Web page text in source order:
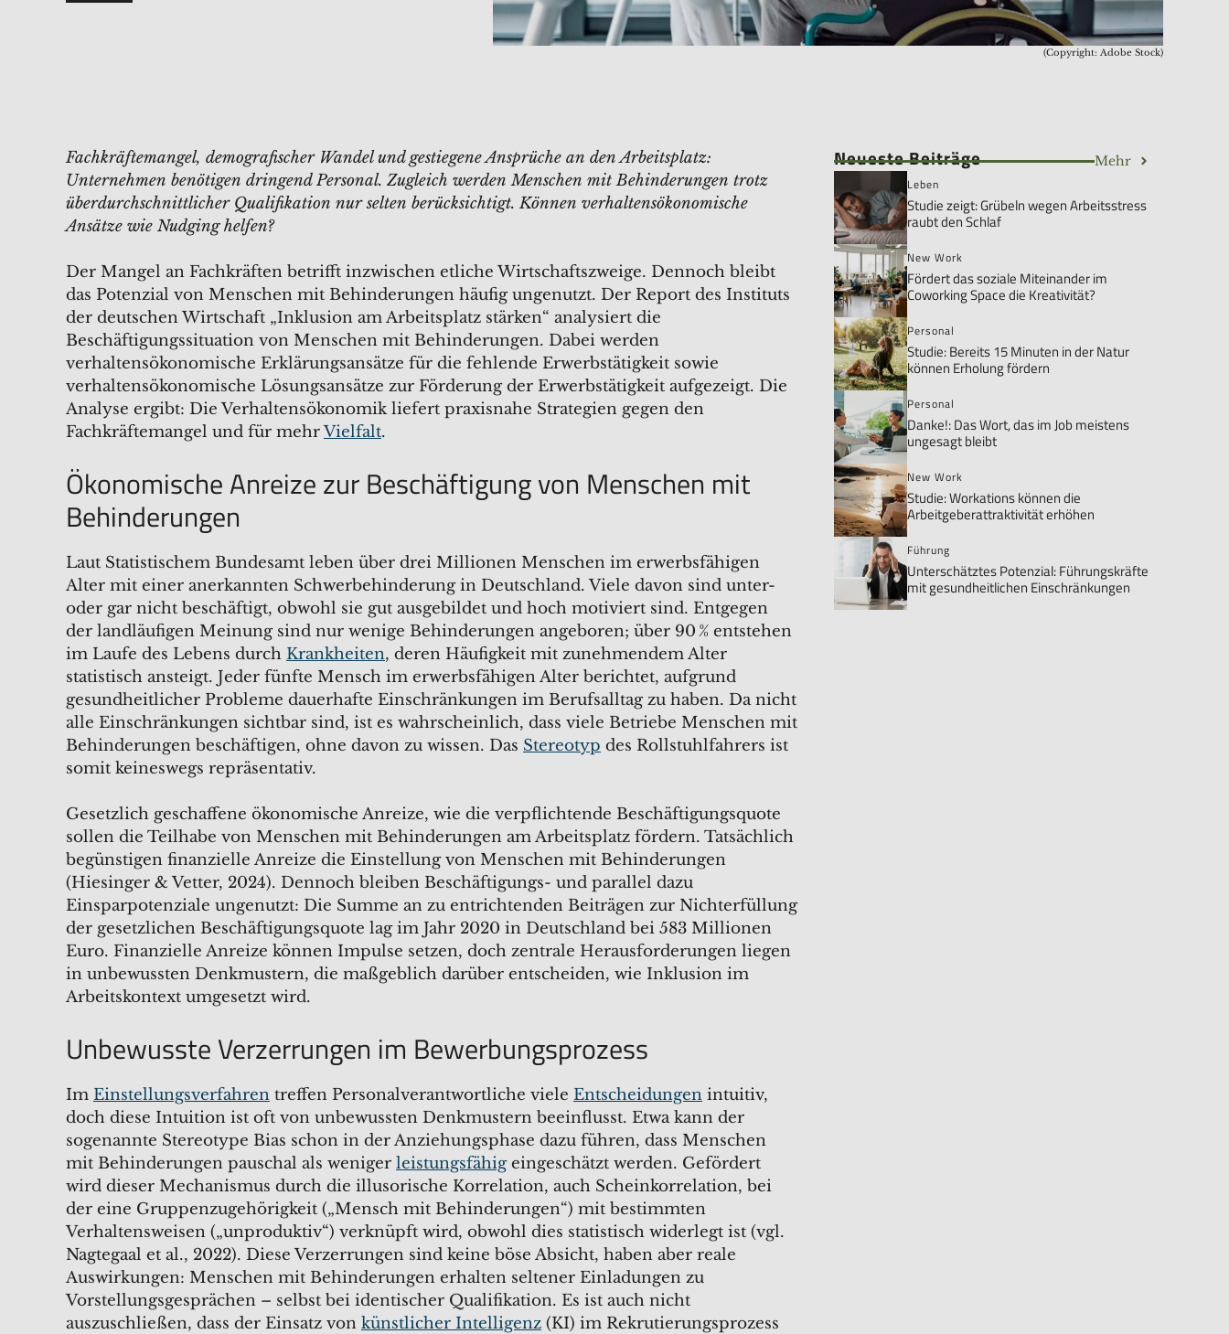
(Copyright: Adobe Stock)
Fachkräftemangel, demografischer Wandel und gestiegene Ansprüche an den Arbeitsplatz:
Unternehmen benötigen dringend Personal. Zugleich werden Menschen mit Behinderungen trotz
überdurchschnittlicher Qualifikation nur selten berücksichtigt. Können verhaltensökonomische
Ansätze wie Nudging helfen?
Der Mangel an Fachkräften betrifft inzwischen etliche Wirtschaftszweige. Dennoch bleibt
das Potenzial von Menschen mit Behinderungen häufig ungenutzt. Der Report des Instituts
der deutschen Wirtschaft „Inklusion am Arbeitsplatz stärken“ analysiert die
Beschäftigungssituation von Menschen mit Behinderungen. Dabei werden
verhaltensökonomische Erklärungsansätze für die fehlende Erwerbstätigkeit sowie
verhaltensökonomische Lösungsansätze zur Förderung der Erwerbstätigkeit aufgezeigt. Die
Analyse ergibt: Die Verhaltensökonomik liefert praxisnahe Strategien gegen den
Fachkräftemangel und für mehrVielfalt.
Ökonomische Anreize zur Beschäftigung von Menschen mit
Behinderungen
Laut Statistischem Bundesamt leben über drei Millionen Menschen im erwerbsfähigen
Alter mit einer anerkannten Schwerbehinderung in Deutschland. Viele davon sind unter-
oder gar nicht beschäftigt, obwohl sie gut ausgebildet und hoch motiviert sind. Entgegen
der landläufigen Meinung sind nur wenige Behinderungen angeboren; über 90 % entstehen
im Laufe des Lebens durch Krankheiten, deren Häufigkeit mit zunehmendem Alter
statistisch ansteigt. Jeder fünfte Mensch im erwerbsfähigen Alter berichtet, aufgrund
gesundheitlicher Probleme dauerhafte Einschränkungen im Berufsalltag zu haben. Da nicht
alle Einschränkungen sichtbar sind, ist es wahrscheinlich, dass viele Betriebe Menschen mit
Behinderungen beschäftigen, ohne davon zu wissen. Das Stereotyp des Rollstuhlfahrers ist
somit keineswegs repräsentativ.
Gesetzlich geschaffene ökonomische Anreize, wie die verpflichtende Beschäftigungsquote
sollen die Teilhabe von Menschen mit Behinderungen am Arbeitsplatz fördern. Tatsächlich
begünstigen finanzielle Anreize die Einstellung von Menschen mit Behinderungen
(Hiesinger & Vetter, 2024). Dennoch bleiben Beschäftigungs- und parallel dazu
Einsparpotenziale ungenutzt: Die Summe an zu entrichtenden Beiträgen zur Nichterfüllung
der gesetzlichen Beschäftigungsquote lag im Jahr 2020 in Deutschland bei 583 Millionen
Euro. Finanzielle Anreize können Impulse setzen, doch zentrale Herausforderungen liegen
in unbewussten Denkmustern, die maßgeblich darüber entscheiden, wie Inklusion im
Arbeitskontext umgesetzt wird.
Unbewusste Verzerrungen im Bewerbungsprozess
Im Einstellungsverfahren treffen Personalverantwortliche viele Entscheidungen intuitiv,
doch diese Intuition ist oft von unbewussten Denkmustern beeinflusst. Etwa kann der
sogenannte Stereotype Bias schon in der Anziehungsphase dazu führen, dass Menschen
mit Behinderungen pauschal als weniger leistungsfähigeingeschätzt werden. Gefördert
wird dieser Mechanismus durch die illusorische Korrelation, auch Scheinkorrelation, bei
der eine Gruppenzugehörigkeit („Mensch mit Behinderungen“) mit bestimmten
Verhaltensweisen („unproduktiv“) verknüpft wird, obwohl dies statistisch widerlegt ist (vgl.
Nagtegaal et al., 2022). Diese Verzerrungen sind keine böse Absicht, haben aber reale
Auswirkungen: Menschen mit Behinderungen erhalten seltener Einladungen zu
Vorstellungsgesprächen – selbst bei identischer Qualifikation. Es ist auch nicht
auszuschließen, dass der Einsatz von künstlicher Intelligenz (KI) im Rekrutierungsprozess
Neueste Beiträge Mehr
Leben
Studie zeigt: Grübeln wegen Arbeitsstress
raubt den Schlaf
New Work
Fördert das soziale Miteinander im
Coworking Space die Kreativität?
Personal
Studie: Bereits 15 Minuten in der Natur
können Erholung fördern
Personal
Danke!: Das Wort, das im Job meistens
ungesagt bleibt
New Work
Studie: Workations können die
Arbeitgeberattraktivität erhöhen
Führung
Unterschätztes Potenzial: Führungskräfte
mit gesundheitlichen Einschränkungen